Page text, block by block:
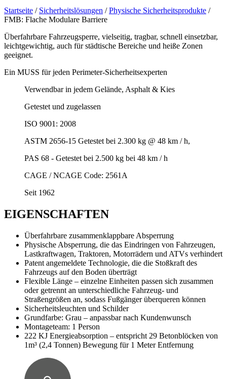
Startseite / Sicherheitslösungen /Physische Sicherheitsprodukte /
FMB: Flache Modulare Barriere
Überfahrbare Fahrzeugsperre, vielseitig, tragbar, schnell einsetzbar,
leichtgewichtig, auch für städtische Bereiche und heiße Zonen
geeignet.
Ein MUSS für jeden Perimeter-Sicherheitsexperten
Verwendbar in jedem Gelände, Asphalt & Kies
Getestet und zugelassen
ISO 9001: 2008
ASTM 2656-15 Getestet bei 2.300 kg @ 48 km / h,
PAS 68 - Getestet bei 2.500 kg bei 48 km / h
CAGE / NCAGE Code: 2561A
Seit 1962
EIGENSCHAFTEN
Überfahrbare zusammenklappbare Absperrung
Physische Absperrung, die das Eindringen von Fahrzeugen,
Lastkraftwagen, Traktoren, Motorrädern und ATVs verhindert
Patent angemeldete Technologie, die die Stoßkraft des
Fahrzeugs auf den Boden überträgt
Flexible Länge – einzelne Einheiten passen sich zusammen
oder getrennt an unterschiedliche Fahrzeug- und
Straßengrößen an, sodass Fußgänger überqueren können
Sicherheitsleuchten und Schilder
Grundfarbe: Grau – anpassbar nach Kundenwunsch
Montageteam: 1 Person
222 KJ Energieabsorption – entspricht 29 Betonblöcken von
1m³ (2,4 Tonnen) Bewegung für 1 Meter Entfernung